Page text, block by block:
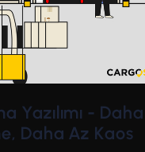
Yazılımı - Daha
Daha Az Kaos